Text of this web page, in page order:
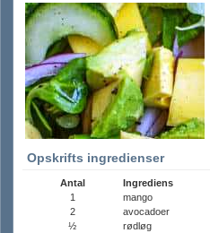
Opskrifts ingredienser
Antal
Ingrediens
1
mango
2
avocadoer
½
rødløg